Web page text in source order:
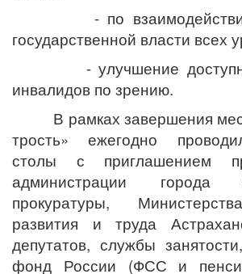
- по взаимодействию
государственной власти всех
- улучшение
инвалидов по зрению.
В рамках завершения
трость» ежегодно
столы с приглашением
администрации
прокуратуры,
развития и труда
депутатов, службы
фонд России (ФСС и